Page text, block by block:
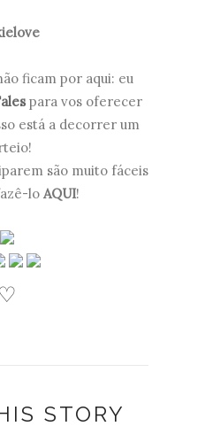
ficam por aqui: eu
para vos oferecer
está a decorrer um
são muito fáceis
lo AQUI!
♡
STORY